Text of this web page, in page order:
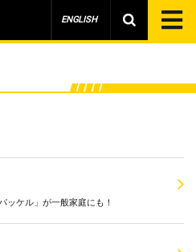
ENGLISH
ッケル」が一般家庭にも！